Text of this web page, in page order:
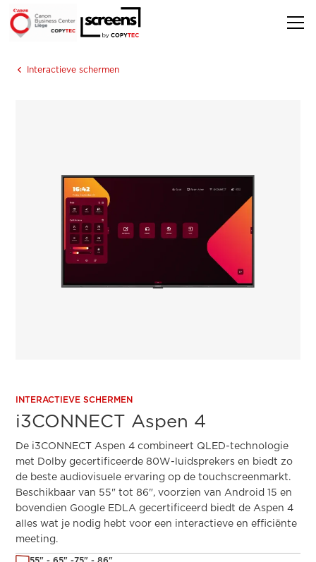
Interactieve schermen
INTERACTIEVE SCHERMEN
i3CONNECT Aspen 4
De i3CONNECT Aspen 4 combineert QLED-technologie
met Dolby gecertificeerde 80W-luidsprekers en biedt zo
de beste audiovisuele ervaring op de touchscreenmarkt.
Beschikbaar van 55" tot 86", voorzien van Android 15 en
bovendien Google EDLA gecertificeerd biedt de Aspen 4
alles wat je nodig hebt voor een interactieve en efficiënte
meeting.
55" - 65" -75" - 86"